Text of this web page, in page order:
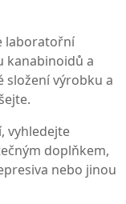
laboratořní
kanabinoidů a
složení výrobku a
vyhledejte
doplňkem,
nebo jinou